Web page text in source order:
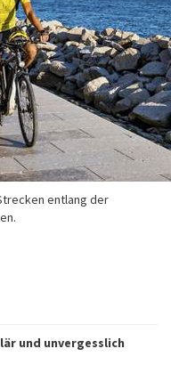
entlang der
und unvergesslich